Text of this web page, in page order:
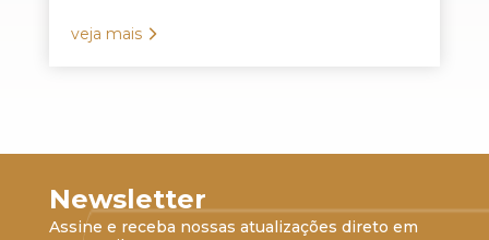
veja mais
Newsletter
Assine e receba nossas atualizações direto em